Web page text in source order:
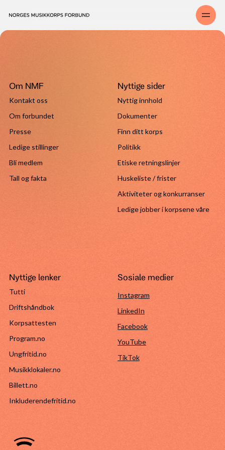
Om NMF
Kontakt oss
Om forbundet
Presse
Ledige stillinger
Bli medlem
Tall og fakta
Nyttige sider
Nyttig innhold
Dokumenter
Finn ditt korps
Politikk
Etiske retningslinjer
Huskeliste / frister
Aktiviteter og konkurranser
Ledige jobber i korpsene våre
Nyttige lenker
Tutti
Driftshåndbok
Korpsattesten
Program.no
Ungfritid.no
Musikklokaler.no
Billett.no
Inkluderendefritid.no
Sosiale medier
Instagram
LinkedIn
Facebook
YouTube
TikTok